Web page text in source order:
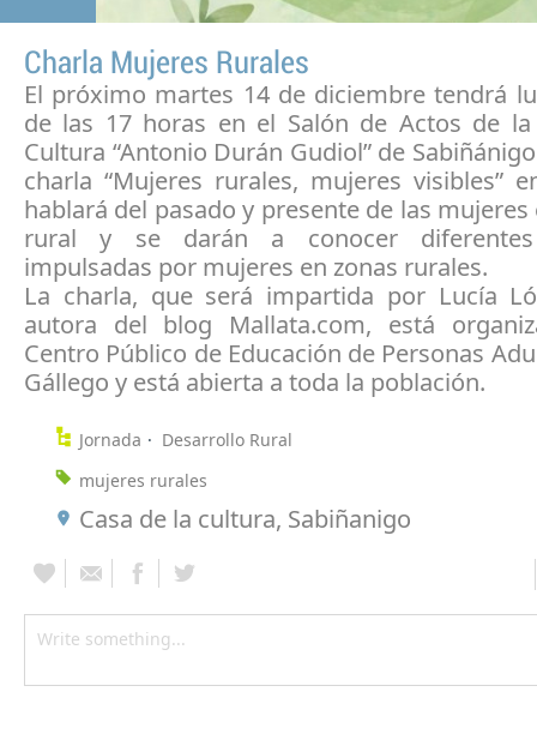
Charla Mujeres Rurales
El próximo martes 14 de diciembre tendrá
de las 17 horas en el Salón de Actos de
Cultura “Antonio Durán Gudiol” de
charla “Mujeres rurales, mujeres visibles”
hablará del pasado y presente de las
rural y se darán a conocer diferentes
impulsadas por mujeres en zonas rurales.
La charla, que será impartida por Lucía
autora del blog Mallata.com, está
Centro Público de Educación de Personas
Gállego y está abierta a toda la población.
Jornada
Desarrollo Rural
mujeres rurales
Casa de la cultura, Sabiñanigo